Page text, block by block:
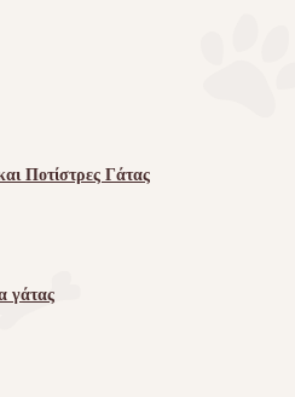
Ποτίστρες Γάτας
γάτας